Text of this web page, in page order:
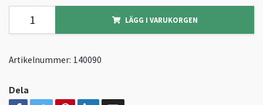
LÄGG I VARUKORGEN
Artikelnummer: 140090
Dela